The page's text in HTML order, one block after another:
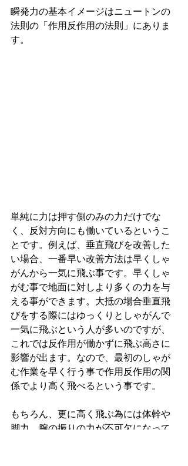
瞬発力の基本イメージはニュートンの
法則の「作用反作用の法則」にありま
す。
単純に力は押す側のみの力だけでな
く、反対方向にも働いているというこ
とです。例えば、垂直飛びを改善した
い場合、一番早い改善方法は早くしゃ
がんから一気に飛ぶ事です。早くしゃ
がむ事で地面に対しより多くの力を与
える事ができます。大抵の場合垂直飛
びをする際にはゆっくりとしゃがんで
一気に飛ぶという人が多いのですが、
これでは反作用が働かずに飛ぶ高さに
影響が出ます。なので、最初のしゃが
む作業を早く行う事で作用反作用の関
係でより高く飛べるという事です。
もちろん、更に高く飛ぶ為には体幹や
脚力、腕の振りの力が不可欠になって